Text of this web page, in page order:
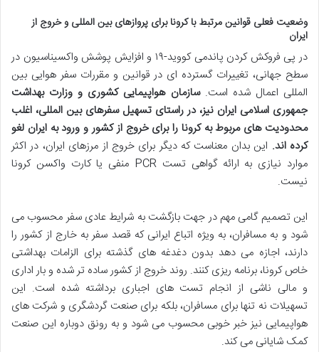
وضعیت فعلی قوانین مرتبط با کرونا برای پروازهای بین المللی و خروج از
ایران
در پی فروکش کردن پاندمی کووید-۱۹ و افزایش پوشش واکسیناسیون در
سطح جهانی، تغییرات گسترده ای در قوانین و مقررات سفر هوایی بین
المللی اعمال شده است.سازمان هواپیمایی کشوری و وزارت بهداشت
جمهوری اسلامی ایران نیز، در راستای تسهیل سفرهای بین المللی، اغلب
محدودیت های مربوط به کرونا را برای خروج از کشور و ورود به ایران لغو
کرده اند. این بدان معناست که دیگر برای خروج از مرزهای ایران، در اکثر
موارد نیازی به ارائه گواهی تست PCR منفی یا کارت واکسن کرونا
نیست.
این تصمیم گامی مهم در جهت بازگشت به شرایط عادی سفر محسوب می
شود و به مسافران، به ویژه اتباع ایرانی که قصد سفر به خارج از کشور را
دارند، اجازه می دهد بدون دغدغه های گذشته برای الزامات بهداشتی
خاص کرونا، برنامه ریزی کنند. روند خروج از کشور ساده تر شده و بار اداری
و مالی ناشی از انجام تست های اجباری برداشته شده است. این
تسهیلات نه تنها برای مسافران، بلکه برای صنعت گردشگری و شرکت های
هواپیمایی نیز خبر خوبی محسوب می شود و به رونق دوباره این صنعت
کمک شایانی می کند.